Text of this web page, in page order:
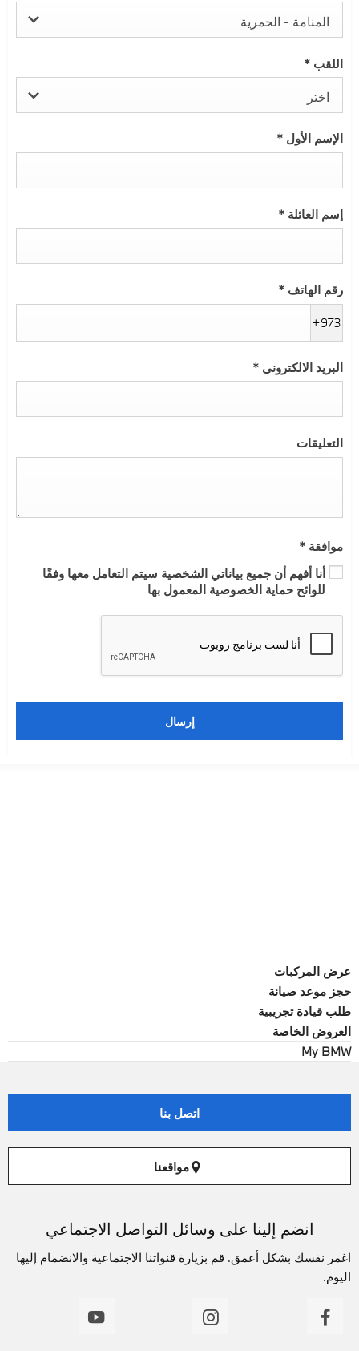
المنامة - الحمرية
اللقب *
اختر
الإسم الأول *
إسم العائلة *
رقم الهاتف *
+973
البريد الالكترونى *
التعليقات
موافقة *
أنا أفهم أن جميع بياناتي الشخصية سيتم التعامل معها وفقًا
للوائح حماية الخصوصية المعمول بها
إرسال
عرض المركبات
حجز موعد صيانة
طلب قيادة تجريبية
العروض الخاصة
My BMW
اتصل بنا
مواقعنا
انضم إلينا على وسائل التواصل الاجتماعي
اغمر نفسك بشكل أعمق. قم بزيارة قنواتنا الاجتماعية والانضمام إليها
اليوم.